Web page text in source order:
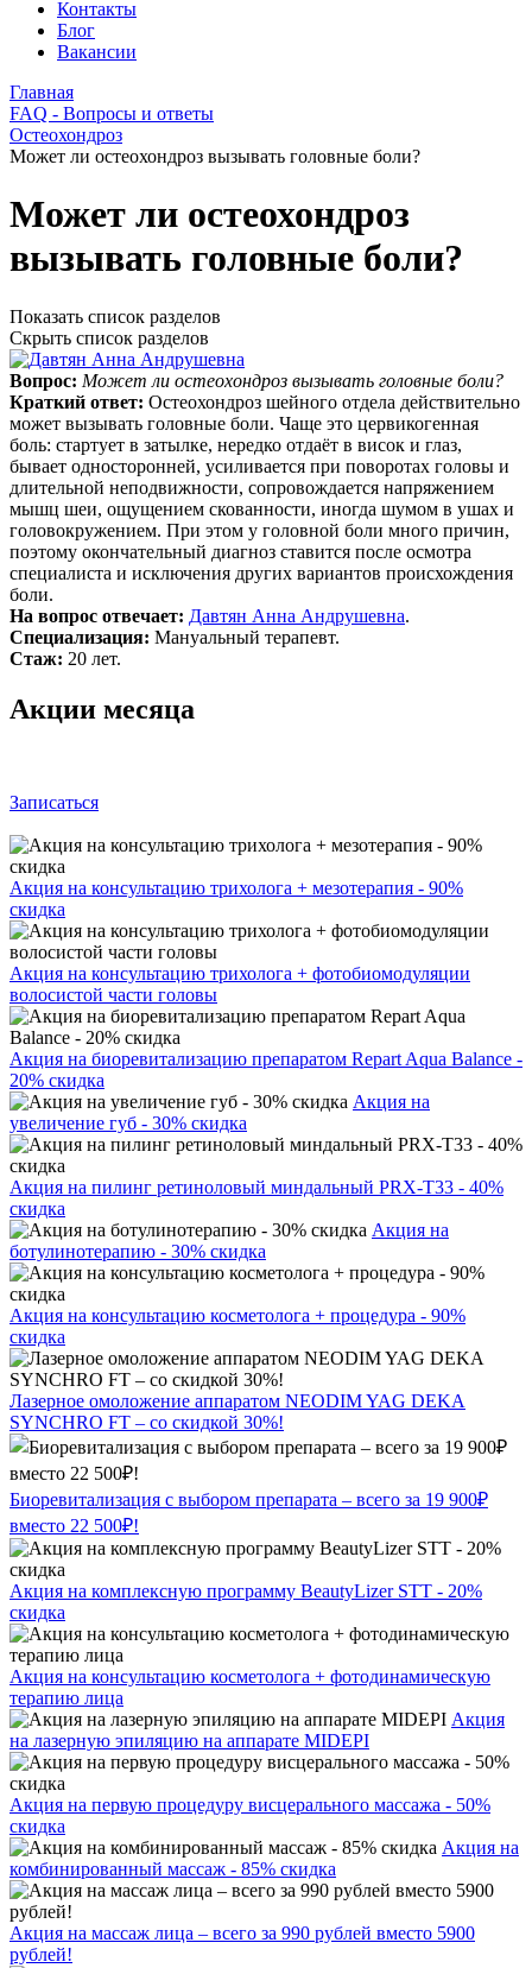
Контакты
Блог
Вакансии
Главная
FAQ - Вопросы и ответы
Остеохондроз
Может ли остеохондроз вызывать головные боли?
Может ли остеохондроз
вызывать головные боли?
Показать список разделов
Скрыть список разделов
Вопрос: Может ли остеохондроз вызывать головные боли?
Краткий ответ: Остеохондроз шейного отдела действительно
может вызывать головные боли. Чаще это цервикогенная
боль: стартует в затылке, нередко отдаёт в висок и глаз,
бывает односторонней, усиливается при поворотах головы и
длительной неподвижности, сопровождается напряжением
мышц шеи, ощущением скованности, иногда шумом в ушах и
головокружением. При этом у головной боли много причин,
поэтому окончательный диагноз ставится после осмотра
специалиста и исключения других вариантов происхождения
боли.
На вопрос отвечает: Давтян Анна Андрушевна.
Специализация: Мануальный терапевт.
Стаж: 20 лет.
Акции месяца
Записаться
Акция на консультацию трихолога + мезотерапия - 90%
скидка
Акция на консультацию трихолога + фотобиомодуляции
волосистой части головы
Акция на биоревитализацию препаратом Repart Aqua Balance -
20% скидка
Акция на
увеличение губ - 30% скидка
Акция на пилинг ретиноловый миндальный PRX-T33 - 40%
скидка
Акция на
ботулинотерапию - 30% скидка
Акция на консультацию косметолога + процедура - 90%
скидка
Лазерное омоложение аппаратом NEODIM YAG DEKA
SYNCHRO FT – со скидкой 30%!
Биоревитализация с выбором препарата – всего за 19 900₽
вместо 22 500₽!
Акция на комплексную программу BeautyLizer STT - 20%
скидка
Акция на консультацию косметолога + фотодинамическую
терапию лица
Акция
на лазерную эпиляцию на аппарате MIDEPI
Акция на первую процедуру висцерального массажа - 50%
скидка
Акция на
комбинированный массаж - 85% скидка
Акция на массаж лица – всего за 990 рублей вместо 5900
рублей!